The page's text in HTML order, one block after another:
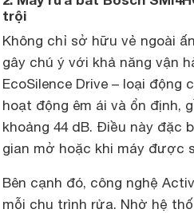
trội
Không chỉ sở hữu vẻ ngoài
gây chú ý với khả năng vận
EcoSilence Drive – loại
hoạt động êm ái và ổn định,
khoảng 44 dB. Điều này đặc
gian mở hoặc khi máy được
Bên cạnh đó, công nghệ
mỗi chu trình rửa. Nhờ hệ